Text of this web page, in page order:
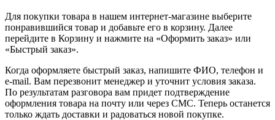
Для покупки товара в нашем интернет-магазине выберите
понравившийся товар и добавьте его в корзину. Далее
перейдите в Корзину и нажмите на «Оформить заказ» или
«Быстрый заказ».
Когда оформляете быстрый заказ, напишите ФИО, телефон и
e-mail. Вам перезвонит менеджер и уточнит условия заказа.
По результатам разговора вам придет подтверждение
оформления товара на почту или через СМС. Теперь останется
только ждать доставки и радоваться новой покупке.